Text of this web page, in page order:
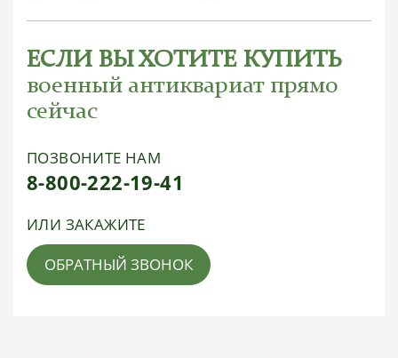
ЕСЛИ ВЫ ХОТИТЕ КУПИТЬ
военный антиквариат прямо
сейчас
ПОЗВОНИТЕ НАМ
8-800-222-19-41
ИЛИ ЗАКАЖИТЕ
ОБРАТНЫЙ ЗВОНОК